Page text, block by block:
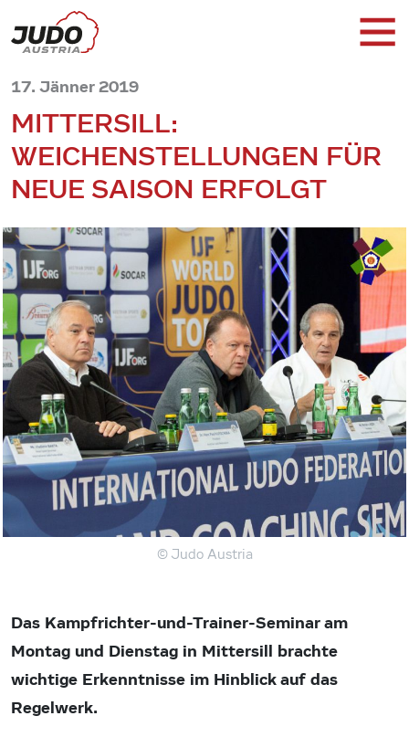
17. Jänner 2019
MITTERSILL:
WEICHENSTELLUNGEN FÜR
NEUE SAISON ERFOLGT
© Judo Austria
Das Kampfrichter-und-Trainer-Seminar am
Montag und Dienstag in Mittersill brachte
wichtige Erkenntnisse im Hinblick auf das
Regelwerk.